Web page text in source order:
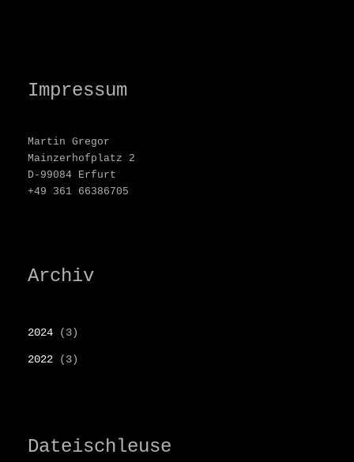
Impressum
Martin Gregor
Mainzerhofplatz 2
D-99084 Erfurt
+49 361 66386705
Archiv
2024 (3)
2022 (3)
Dateischleuse